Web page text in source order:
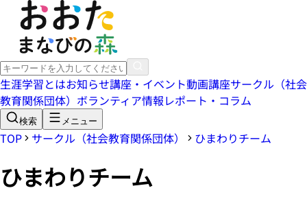
生涯学習とはお知らせ講座・イベント動画講座サークル（社会
教育関係団体） ボランティア情報レポート・コラム
検索 メニュー
TOP サークル（社会教育関係団体） ひまわりチーム
ひまわりチーム